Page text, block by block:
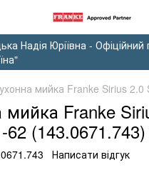
Надія Юріївна -
мийка Franke Sirius
мийка Franke
62
Написати відгук